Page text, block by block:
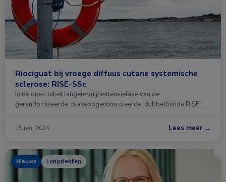
Riociguat bij vroege diffuus cutane systemische
sclerose: RISE-SSc
In de open label langetermijnextensiefase van de
gerandomiseerde, placebogecontroleerde, dubbelblinde RISE …
15 jan. 2024 Lees meer →
Nieuws Longziekten